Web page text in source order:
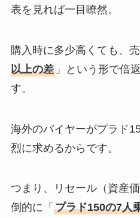
表を見れば一目瞭然。
購入時に多少高くても、
以上の差」という形で倍
す。
海外のバイヤーがプラド
烈に求めるからです。
つまり、リセール（資産
倒的に「 プラド150の7人